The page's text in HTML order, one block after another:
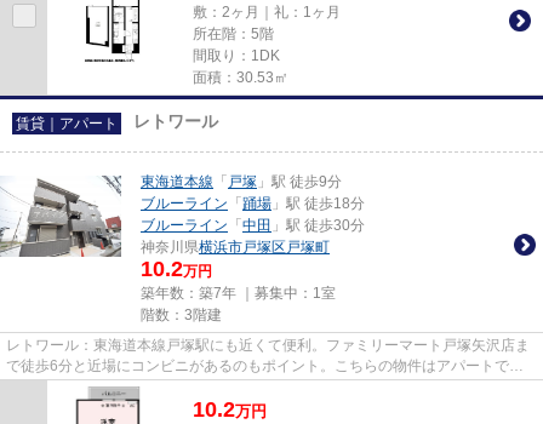
敷：2ヶ月｜礼：1ヶ月
所在階：5階
間取り：1DK
面積：30.53㎡
賃貸｜アパート レトワール
東海道本線 「 戸塚 」駅 徒歩9分
ブルーライン 「 踊場 」駅 徒歩18分
ブルーライン 「 中田 」駅 徒歩30分
神奈川県横浜市戸塚区 戸塚町
10.2万円
築年数：築7年 ｜募集中： 1室
階数：3階建
レトワール：東海道本線戸塚駅にも近くて便利。ファミリーマート戸塚矢沢店ま
で徒歩6分と近場にコンビニがあるのもポイント。こちらの物件はアパートで
す。こちらの物件は3沿線利用可...
10.2万円